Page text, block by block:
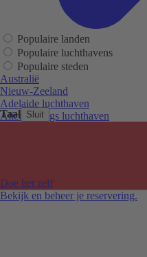
Taal Sluit
Doe het zelf
Bekijk en beheer je reservering.
Populaire landen
Populaire luchthavens
Populaire steden
Australië
Nieuw-Zeeland
Adelaide luchthaven
Alice Springs luchthaven
Melbourne Tullamarine luchthaven
Perth luchthaven
Sydney luchthaven